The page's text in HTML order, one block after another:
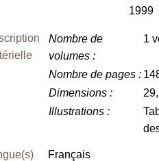
1999
Nombre de
volumes:
1
Nombre de pages:
Dimensions:
Illustrations:
Français